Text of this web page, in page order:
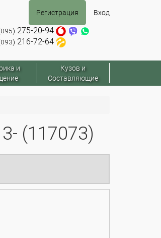
Регистрация Вход
275-20-94
216-72-64
и
Кузов и
Составляющие
(117073)